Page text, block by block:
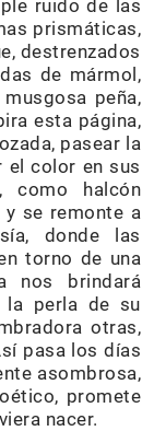
ruido de las
prismáticas,
destrenzados
de mármol,
peña,
esta página,
pasear la
el color en sus
como halcón
y se remonte a
donde las
torno de una
nos brindará
la perla de su
otras,
pasa los días
asombrosa,
promete
nacer.